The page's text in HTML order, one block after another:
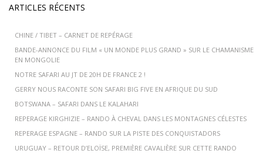
ARTICLES RÉCENTS
CHINE / TIBET – CARNET DE REPÉRAGE
BANDE-ANNONCE DU FILM « UN MONDE PLUS GRAND » SUR LE CHAMANISME
EN MONGOLIE
NOTRE SAFARI AU JT DE 20H DE FRANCE 2 !
GERRY NOUS RACONTE SON SAFARI BIG FIVE EN AFRIQUE DU SUD
BOTSWANA – SAFARI DANS LE KALAHARI
REPERAGE KIRGHIZIE – RANDO À CHEVAL DANS LES MONTAGNES CÉLESTES
REPERAGE ESPAGNE – RANDO SUR LA PISTE DES CONQUISTADORS
URUGUAY – RETOUR D’ELOÏSE, PREMIÈRE CAVALIÈRE SUR CETTE RANDO